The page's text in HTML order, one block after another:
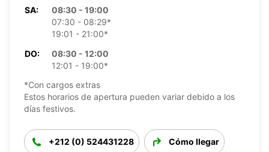
SA:
08:30 - 19:00
07:30 - 08:29*
19:01 - 21:00*
DO:
08:30 - 12:00
12:01 - 19:00*
*Con cargos extras
Estos horarios de apertura pueden variar debido a los
días festivos.
+212 (0) 524431228 Cómo llegar